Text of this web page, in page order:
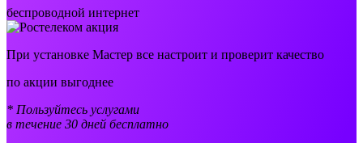
беспроводной интернет
При установке Мастер все настроит и проверит качество
по акции выгоднее
* Пользуйтесь услугами
в течение 30 дней бесплатно